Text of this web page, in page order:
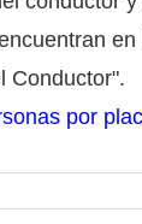
Conductor".
por